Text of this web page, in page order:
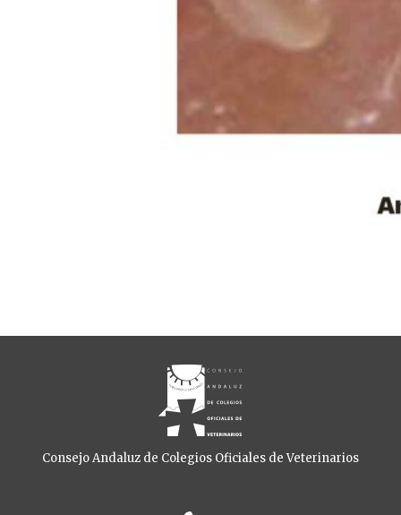
Consejo Andaluz de Colegios Oficiales de Veterinarios